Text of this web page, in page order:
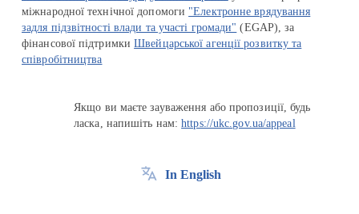
міжнародної технічної допомоги "Електронне врядування
задля підзвітності влади та участі громади" (EGAP), за
фінансової підтримкиШвейцарської агенції розвитку та
співробітництва
Якщо ви маєте зауваження або пропозиції, будь
ласка, напишіть нам:https://ukc.gov.ua/appeal
In English